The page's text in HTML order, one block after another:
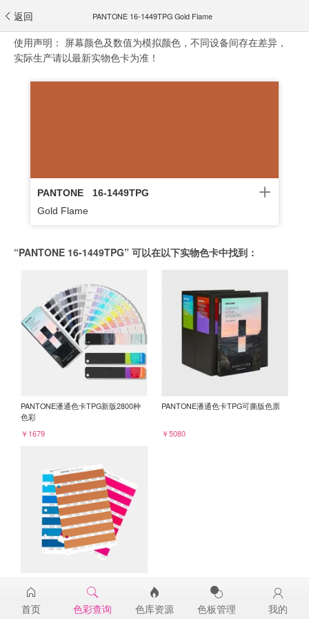
返回 PANTONE 16-1449TPG Gold Flame
使用声明： 屏幕颜色及数值为模拟颜色，不同设备间存在差异，
实际生产请以最新实物色卡为准！
PANTONE
16-1449TPG
Gold Flame
“PANTONE 16-1449TPG” 可以在以下实物色卡中找到：
PANTONE潘通色卡TPG新版2800种
色彩
￥1679
PANTONE潘通色卡TPG可撕版色票
￥5080
16-1449TPG
￥98
首页 色彩查询 色库资源 色板管理 我的